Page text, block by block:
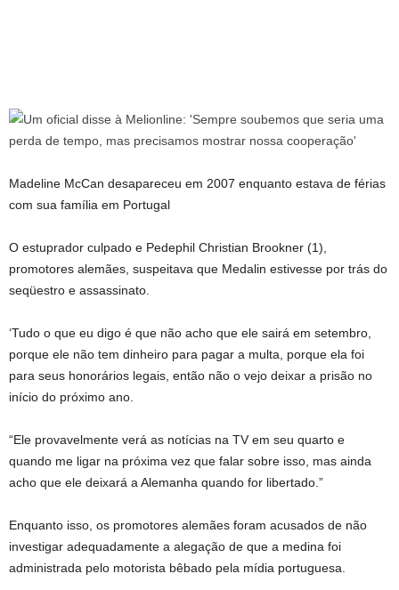
Madeline McCan desapareceu em 2007 enquanto estava de férias
com sua família em Portugal
O estuprador culpado e Pedephil Christian Brookner (1),
promotores alemães, suspeitava que Medalin estivesse por trás do
seqüestro e assassinato.
‘Tudo o que eu digo é que não acho que ele sairá em setembro,
porque ele não tem dinheiro para pagar a multa, porque ela foi
para seus honorários legais, então não o vejo deixar a prisão no
início do próximo ano.
“Ele provavelmente verá as notícias na TV em seu quarto e
quando me ligar na próxima vez que falar sobre isso, mas ainda
acho que ele deixará a Alemanha quando for libertado.”
Enquanto isso, os promotores alemães foram acusados ​​de não
investigar adequadamente a alegação de que a medina foi
administrada pelo motorista bêbado pela mídia portuguesa.